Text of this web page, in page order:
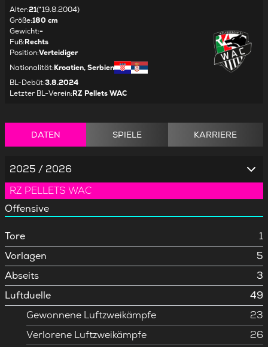
Alter:21(*19.8.2004)
Größe:180 cm
Gewicht:-
Fuß:Rechts
Position:Verteidiger
Nationalität:Kroatien, Serbien
BL-Debüt:3.8.2024
Letzter BL-Verein:RZ Pellets WAC
DATEN SPIELE KARRIERE
2025 / 2026
RZ PELLETS WAC
Offensive
Tore
1
Vorlagen
5
Abseits
3
Luftduelle
49
Gewonnene Luftzweikämpfe
23
Verlorene Luftzweikämpfe
26